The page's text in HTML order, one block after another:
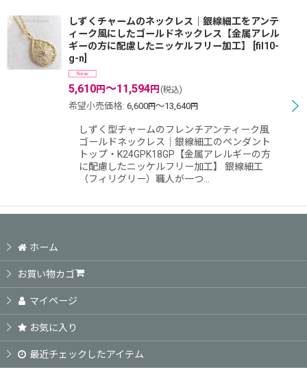
表示数:
並び順:
絞り込む
しずくチャームのネックレス｜銀線細工をアンテ
ィーク風にしたゴールドネックレス【金属アレル
ギーの方に配慮したニッケルフリー加工】
fil10-
g-n
5,610円～11,594円 (税込)
希望小売価格: 6,600円～13,640円
しずく型チャームのフレンチアンティーク風
ゴールドネックレス｜銀線細工のペンダント
トップ・K24GPK18GP【金属アレルギーの方
に配慮したニッケルフリー加工】 銀線細工
（フィリグリー）職人が一つ…
ホーム
お買い物カゴ
マイページ
お気に入り
最近チェックしたアイテム